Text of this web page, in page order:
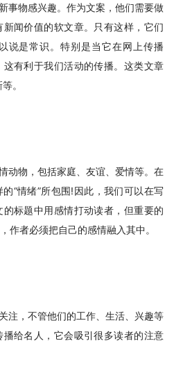
物感兴趣。作为文案，他们需要做
闻价值的软文章。只有这样，它们
说是常识。特别是当它在网上传播
有利于我们活动的传播。这类文章
。
物，包括家庭、友谊、爱情等。在
“情绪”所包围!因此，我们可以在写
标题中用感情打动读者，但重要的
作者必须把自己的感情融入其中。
，不管他们的工作、生活、兴趣等
给名人，它会吸引很多读者的注意